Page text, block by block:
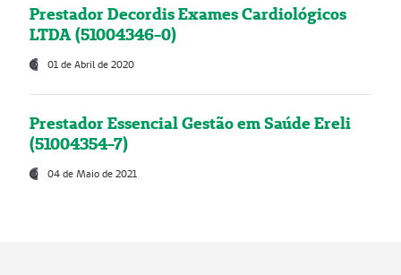
Prestador Decordis Exames Cardiológicos
LTDA (51004346-0)
01 de Abril de 2020
Prestador Essencial Gestão em Saúde Ereli
(51004354-7)
04 de Maio de 2021